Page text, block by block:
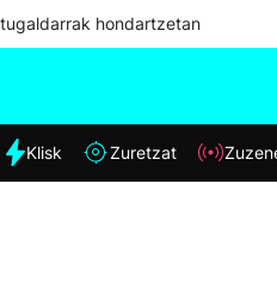
hondartzetan
Klisk Zuretzat